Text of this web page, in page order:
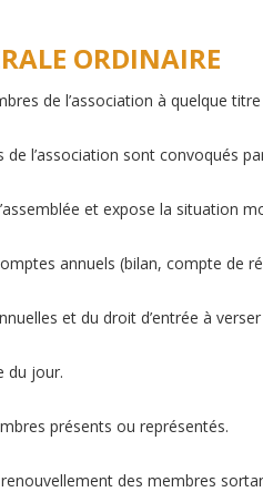
ORDINAIRE
de l’association à quelque
l’association sont convoqués
et expose la situation
annuels (bilan, compte de
et du droit d’entrée à
du jour.
présents ou représentés.
des membres